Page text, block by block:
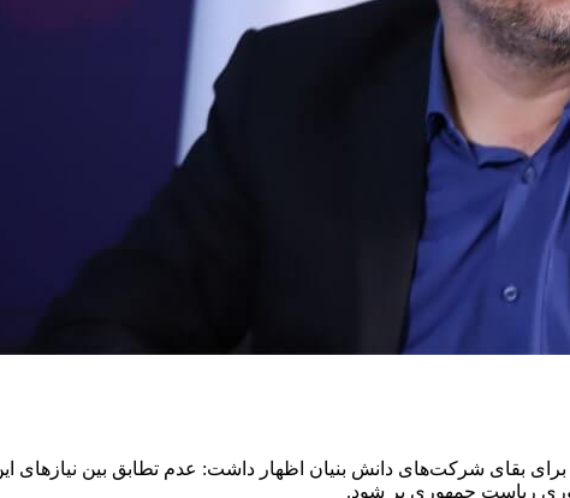
بقای شرکت‌های دانش بنیان اظهار داشت: عدم تطابق بین نیازهای
ریاست جمهوری پر شود.